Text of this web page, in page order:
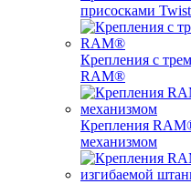
присосками
Крепления с
RAM®
Крепления
механизмом